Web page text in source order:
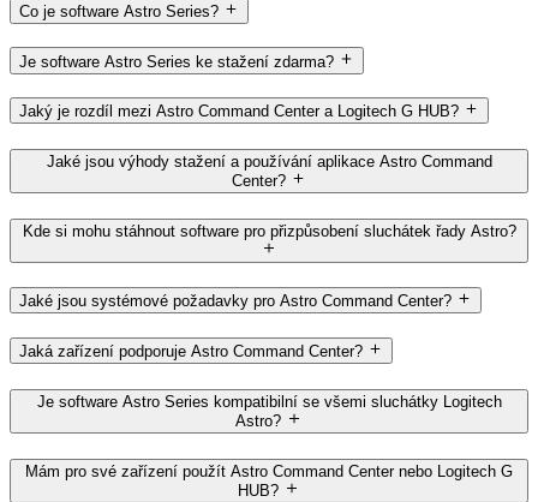
Co je software Astro Series?
Je software Astro Series ke stažení zdarma?
Jaký je rozdíl mezi Astro Command Center a Logitech G HUB?
Jaké jsou výhody stažení a používání aplikace Astro Command
Center?
Kde si mohu stáhnout software pro přizpůsobení sluchátek řady Astro?
Jaké jsou systémové požadavky pro Astro Command Center?
Jaká zařízení podporuje Astro Command Center?
Je software Astro Series kompatibilní se všemi sluchátky Logitech
Astro?
Mám pro své zařízení použít Astro Command Center nebo Logitech G
HUB?